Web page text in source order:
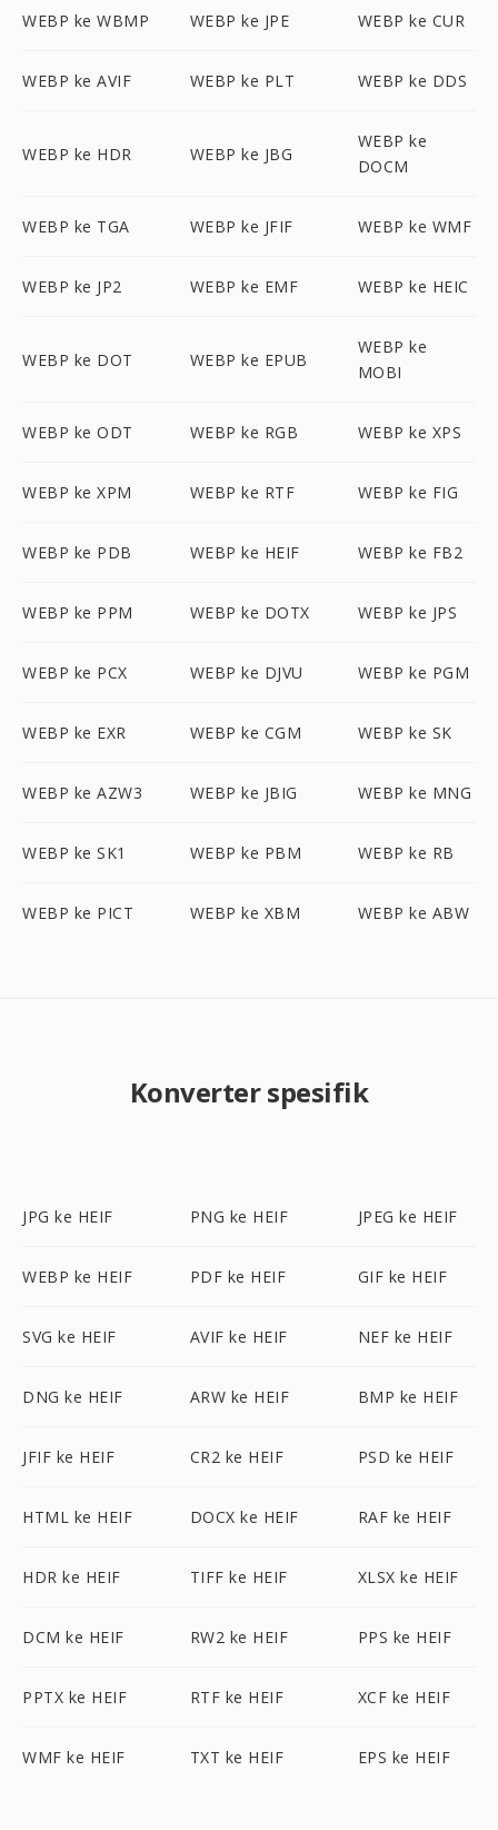
WEBP ke WBMP WEBP ke JPE WEBP ke CUR
WEBP ke AVIF WEBP ke PLT WEBP ke DDS
WEBP ke HDR WEBP ke JBG
WEBP ke
DOCM
WEBP ke TGA WEBP ke JFIF WEBP ke WMF
WEBP ke JP2 WEBP ke EMF WEBP ke HEIC
WEBP ke DOT WEBP ke EPUB
WEBP ke
MOBI
WEBP ke ODT WEBP ke RGB WEBP ke XPS
WEBP ke XPM WEBP ke RTF WEBP ke FIG
WEBP ke PDB WEBP ke HEIF WEBP ke FB2
WEBP ke PPM WEBP ke DOTX WEBP ke JPS
WEBP ke PCX WEBP ke DJVU WEBP ke PGM
WEBP ke EXR WEBP ke CGM WEBP ke SK
WEBP ke AZW3 WEBP ke JBIG WEBP ke MNG
WEBP ke SK1 WEBP ke PBM WEBP ke RB
WEBP ke PICT WEBP ke XBM WEBP ke ABW
Konverter spesifik
JPG ke HEIF PNG ke HEIF JPEG ke HEIF
WEBP ke HEIF PDF ke HEIF GIF ke HEIF
SVG ke HEIF AVIF ke HEIF NEF ke HEIF
DNG ke HEIF ARW ke HEIF BMP ke HEIF
JFIF ke HEIF CR2 ke HEIF PSD ke HEIF
HTML ke HEIF DOCX ke HEIF RAF ke HEIF
HDR ke HEIF TIFF ke HEIF XLSX ke HEIF
DCM ke HEIF RW2 ke HEIF PPS ke HEIF
PPTX ke HEIF RTF ke HEIF XCF ke HEIF
WMF ke HEIF TXT ke HEIF EPS ke HEIF